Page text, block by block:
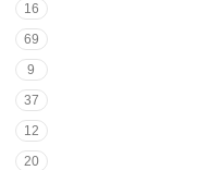
16
69
9
37
12
20